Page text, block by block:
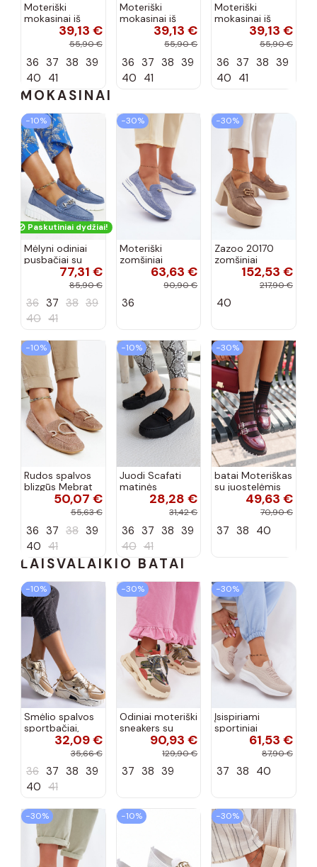
Moteriški
mokasinai iš
dirbtinės
zomšos, rudos
39,13 €
55,90 €
36 37 38 39
40 41
Moteriški
mokasinai iš
dirbtinės
zomšos, molio
39,13 €
55,90 €
36 37 38 39
40 41
Moteriški
mokasinai iš
dirbtinės
zomšos, smėlio
39,13 €
55,90 €
36 37 38 39
40 41
MOKASINAI
−10%
Paskutiniai dydžiai!
Mėlyni odiniai
pusbačiai su
dekoratyvine
sagtimi Taija
77,31 €
85,90 €
36 37 38 39
40 41
−30%
Moteriški
zomšiniai
mokasinai
Demela mėlynos
63,63 €
90,90 €
36
−30%
Zazoo 20170
zomšiniai
bateliai su
kulniukais smėlio
152,53 €
217,90 €
40
−10%
Rudos spalvos
blizgūs Mebrat
bateliai50,07 €
55,63 €
36 37 38 39
40 41
−10%
Juodi Scafati
matinės
apdailos bateliai
28,28 €
31,42 €
36 37 38 39
40 41
−30%
batai Moteriškas
su juostelėmis
su lako efektu
bordo spalvos
49,63 €
70,90 €
37 38 40
LAISVALAIKIO BATAI
−10%
Smėlio spalvos
sportbačiai,
dekoruoti Valdez
cirkonio virvele
32,09 €
35,66 €
36 37 38 39
40 41
−30%
Odiniai moteriški
sneakers su
platforma D&A
CR61-3133
90,93 €
129,90 €
37 38 39
−30%
Įsispiriami
sportiniai
bateliai Kobbo
102425 smėlio
61,53 €
87,90 €
37 38 40
−30% −10% −30%